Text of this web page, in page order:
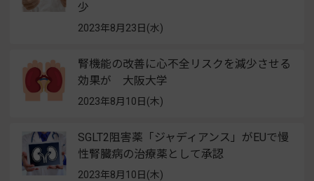
少
2023年8月23日(水)
腎機能の改善に心不全リスクを減少させる
効果が 大阪大学
2023年8月10日(木)
SGLT2阻害薬「ジャディアンス」がEUで慢
性腎臓病の治療薬として承認
2023年8月10日(木)